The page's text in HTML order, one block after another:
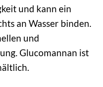
und kann ein
an Wasser binden.
und
Glucomannan ist